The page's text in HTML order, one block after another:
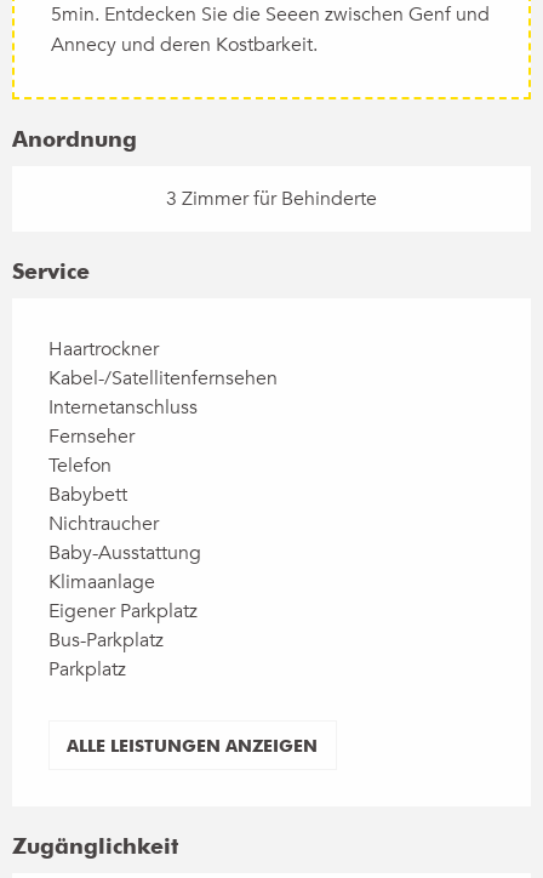
5min. Entdecken Sie die Seeen zwischen Genf und
Annecy und deren Kostbarkeit.
Anordnung
3 Zimmer für Behinderte
Service
Haartrockner
Kabel-/Satellitenfernsehen
Internetanschluss
Fernseher
Telefon
Babybett
Nichtraucher
Baby-Ausstattung
Klimaanlage
Eigener Parkplatz
Bus-Parkplatz
Parkplatz
ALLE LEISTUNGEN ANZEIGEN
Zugänglichkeit